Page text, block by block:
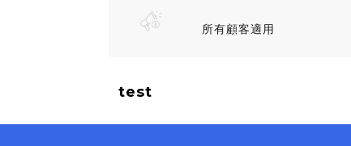
所有顧客適用
test